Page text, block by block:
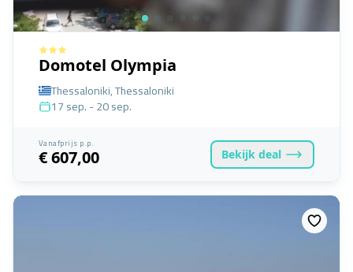
Domotel Olympia
Thessaloniki, Thessaloniki
17 sep. - 20 sep.
Vanafprijs p.p.
€ 607,00 Bekijk deal